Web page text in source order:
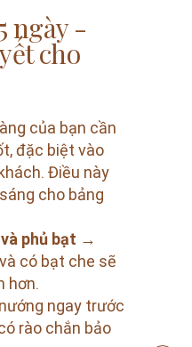
ngày -
cho
của bạn cần
đặc biệt vào
Điều này
cho bảng
phủ bạt →
có bạt che sẽ
hơn.
ngay trước
rào chắn bảo